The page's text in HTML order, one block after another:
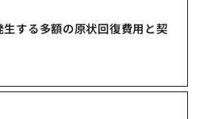
する多額の原状回復費用と契